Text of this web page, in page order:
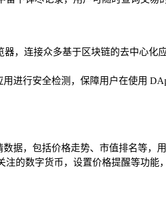
器，连接众多基于区块链的去中心
用进行安全检测，保障用户在使用
数据，包括价格走势、市值排名等
注的数字货币，设置价格提醒等功